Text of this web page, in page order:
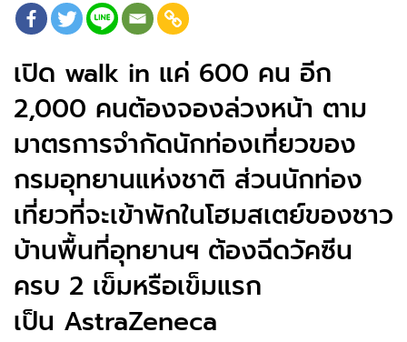
เปิด walk in แค่ 600 คน อีก
2,000 คนต้องจองล่วงหน้า ตาม
มาตรการจำกัดนักท่องเที่ยวของ
กรมอุทยานแห่งชาติ ส่วนนักท่อง
เที่ยวที่จะเข้าพักในโฮมสเตย์ของชาว
บ้านพื้นที่อุทยานฯ ต้องฉีดวัคซีน
ครบ 2 เข็มหรือเข็มแรก
เป็น AstraZeneca